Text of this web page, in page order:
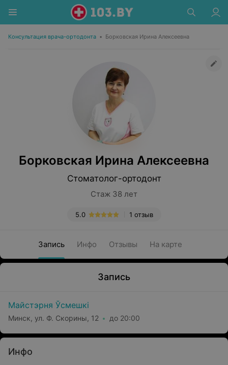
Консультация врача-ортодонта • Борковская Ирина Алексеевна
Борковская Ирина Алексеевна
Стоматолог-ортодонт
Стаж 38 лет
1 отзыв
5.0
Запись Инфо Отзывы На карте
Запись
Майстэрня Ўсмешкi
Минск, ул. Ф. Скорины, 12 до 20:00
Инфо